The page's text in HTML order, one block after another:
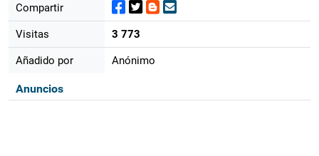
Compartir
Visitas 3 773
Añadido por Anónimo
Anuncios